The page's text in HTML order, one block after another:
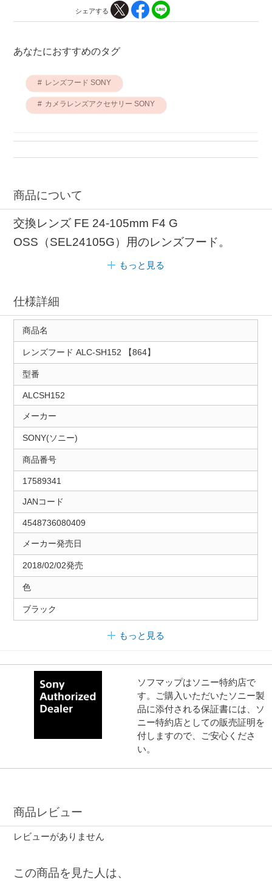
シェアする
あなたにおすすめのタグ
レンズフード SONY
カメラレンズアクセサリー SONY
商品について
交換レンズ FE 24-105mm F4 G
OSS（SEL24105G）用のレンズフード。
もっと見る
仕様詳細
商品名
レンズフード ALC-SH152 【864】
型番
ALCSH152
メーカー
SONY(ソニー)
商品番号
17589341
JANコード
4548736080409
メーカー発売日
2018/02/02発売
色
ブラック
もっと見る
ソフマップはソニー特約店で
す。ご購入いただいたソニー製
品に添付される保証書には、ソ
ニー特約店としての販売証明を
付しますので、ご安心くださ
い。
商品レビュー
レビューがありません
この商品を見た人は、